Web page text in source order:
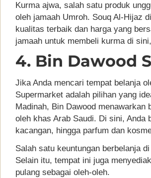
Kurma ajwa, salah satu produk
oleh jamaah Umroh. Souq Al-Hijaz
kualitas terbaik dan harga yang
jamaah untuk membeli kurma di
4. Bin Dawood
Jika Anda mencari tempat belanja
Supermarket adalah pilihan yang
Madinah, Bin Dawood menawarkan
oleh khas Arab Saudi. Di sini,
kacangan, hingga parfum dan
Salah satu keuntungan berbelanja
Selain itu, tempat ini juga
pulang sebagai oleh-oleh.